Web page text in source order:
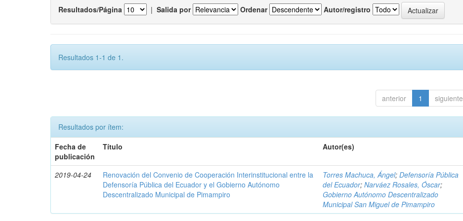
Resultados/Página | Salida por Ordenar Autor/registro
Resultados 1-1 de 1.
anterior 1 siguiente
Resultados por ítem:
Fecha de
publicación
Título Autor(es)
2019-04-24
Renovación del Convenio de Cooperación Interinstitucional entre la
Defensoría Pública del Ecuador y el Gobierno Autónomo
Descentralizado Municipal de Pimampiro
Torres Machuca, Ángel;Defensoría Pública
del Ecuador;Narváez Rosales, Óscar;
Gobierno Autónomo Descentralizado
Municipal San Miguel de Pimampiro